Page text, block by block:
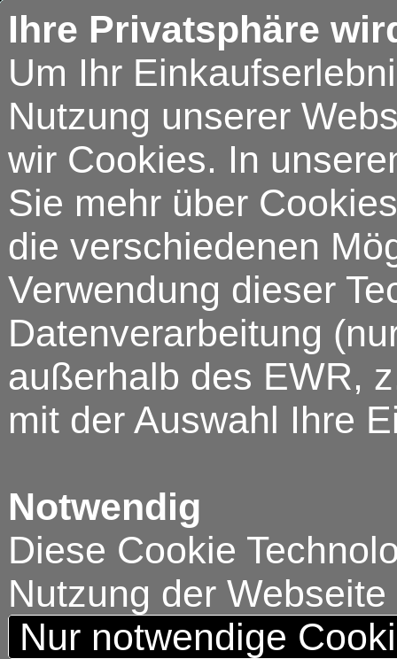
Ihre Privatsphäre
Um Ihr
Nutzung unserer
wir Cookies. In
Sie mehr über
die verschiedenen
Verwendung dieser
Datenverarbeitung
außerhalb des EWR,
mit der Auswahl Ihre
Notwendig
Diese Cookie
Nutzung der
Nur notwendige